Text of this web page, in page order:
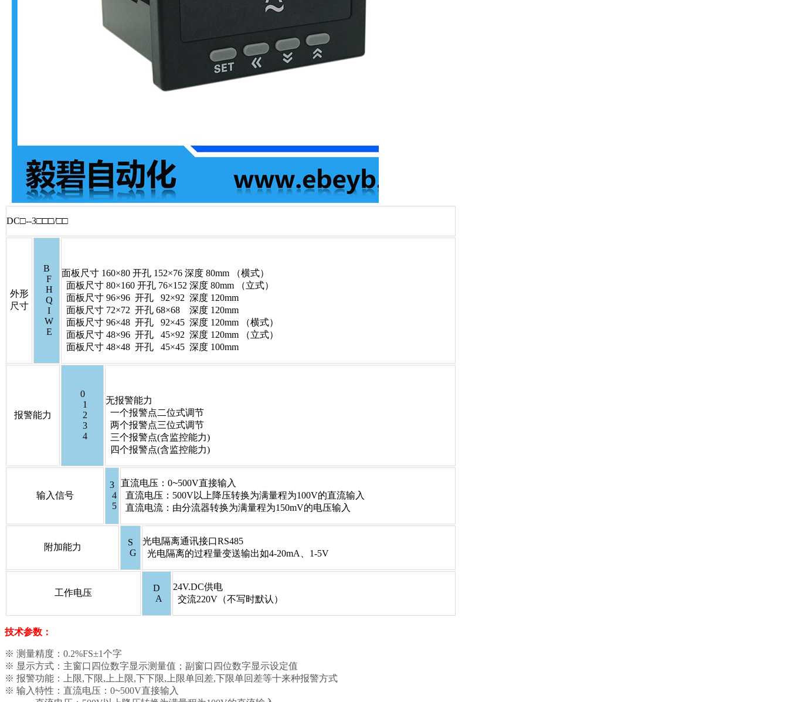
DC□--3□□□/□□
外形
尺寸
B
F
H
Q
I
W
E
面板尺寸 160×80 开孔 152×76 深度 80mm （横式）
面板尺寸 80×160 开孔 76×152 深度 80mm （立式）
面板尺寸 96×96 开孔 92×92 深度 120mm
面板尺寸 72×72 开孔 68×68 深度 120mm
面板尺寸 96×48 开孔 92×45 深度 120mm （横式）
面板尺寸 48×96 开孔 45×92 深度 120mm （立式）
面板尺寸 48×48 开孔 45×45 深度 100mm
报警能力
0
1
2
3
4
无报警能力
一个报警点二位式调节
两个报警点三位式调节
三个报警点(含监控能力)
四个报警点(含监控能力)
输入信号
3
4
5
直流电压：0~500V直接输入
直流电压：500V以上降压转换为满量程为100V的直流输入
直流电流：由分流器转换为满量程为150mV的电压输入
附加能力
S
G
光电隔离通讯接口RS485
光电隔离的过程量变送输出如4-20mA、1-5V
工作电压
D
A
24V.DC供电
交流220V（不写时默认）
技术参数：
※ 测量精度：0.2%FS±1个字
※ 显示方式：主窗口四位数字显示测量值；副窗口四位数字显示设定值
※ 报警功能：上限,下限,上上限,下下限,上限单回差,下限单回差等十来种报警方式
※ 输入特性：直流电压：0~500V直接输入